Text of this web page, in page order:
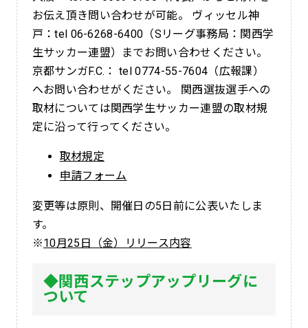
お伝え頂き問い合わせが可能。 ヴィッセル神
戸：tel 06-6268-6400（Sリーグ事務局：関西学
生サッカー連盟）までお問い合わせください。
京都サンガF.C.： tel 0774-55-7604（広報課）
へお問い合わせがください。 関西選抜選手への
取材については関西学生サッカー連盟の取材規
定に沿って行ってください。
取材規定
申請フォーム
変更等は原則、開催日の5日前に公表いたしま
す。
※10月25日（金）リリース内容
◆関西ステップアップリーグに
ついて